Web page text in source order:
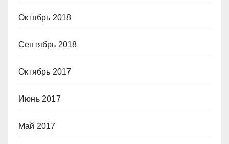
Октябрь 2018
Сентябрь 2018
Октябрь 2017
Июнь 2017
Май 2017